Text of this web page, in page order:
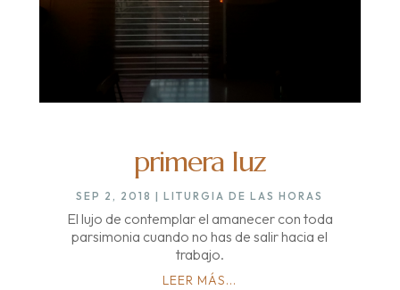
primera luz
SEP 2, 2018 |LITURGIA DE LAS HORAS
El lujo de contemplar el amanecer con toda
parsimonia cuando no has de salir hacia el
trabajo.
LEER MÁS...